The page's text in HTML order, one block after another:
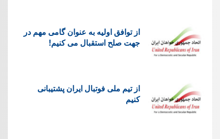
از توافق اولیه به عنوان گامی مهم در
جهت صلح استقبال می کنیم!
از تیم ملی فوتبال ایران پشتیبانی
کنیم